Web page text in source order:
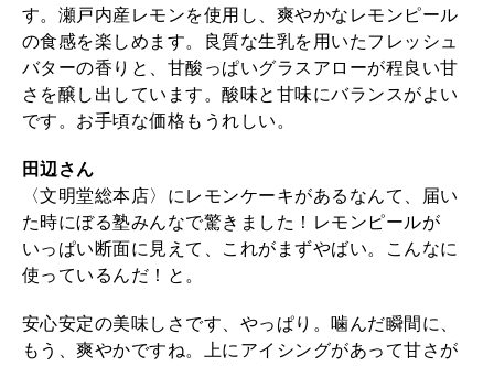
す。瀬戸内産レモンを使用し、爽やかなレモンピール
の食感を楽しめます。良質な生乳を用いたフレッシュ
バターの香りと、甘酸っぱいグラスアローが程良い甘
さを醸し出しています。酸味と甘味にバランスがよい
です。お手頃な価格もうれしい。
田辺さん
〈文明堂総本店〉にレモンケーキがあるなんて、届い
た時にぼる塾みんなで驚きました！レモンピールが
いっぱい断面に見えて、これがまずやばい。こんなに
使っているんだ！と。
安心安定の美味しさです、やっぱり。噛んだ瞬間に、
もう、爽やかですね。上にアイシングがあって甘さが